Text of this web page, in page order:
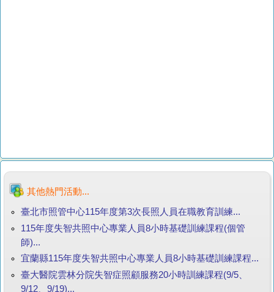
其他熱門活動...
臺北市照管中心115年度第3次長照人員在職教育訓練...
115年度失智共照中心專業人員8小時基礎訓練課程(個管
師)...
宜蘭縣115年度失智共照中心專業人員8小時基礎訓練課程...
臺大醫院雲林分院失智症照顧服務20小時訓練課程(9/5、
9/12、9/19)...